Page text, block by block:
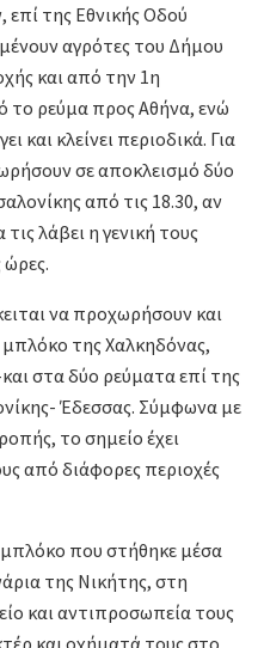
της Εθνικής Οδού
αγρότες του Δήμου
και από την 1η
το ρεύμα προς Αθήνα, ενώ
και κλείνει περιοδικά. Για
σε αποκλεισμό δύο
από τις 18.30, αν
λάβει η γενική τους
ώρες.
να προχωρήσουν και
της Χαλκηδόνας,
στα δύο ρεύματα επί της
Έδεσσας. Σύμφωνα με
το σημείο έχει
από διάφορες περιοχές
που στήθηκε μέσα
της Νικήτης, στη
και αντιπροσωπεία τους
και οχήματά τους στο